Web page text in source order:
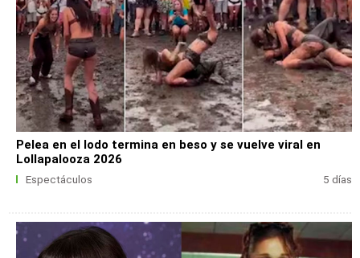
Pelea en el lodo termina en beso y se vuelve viral en
Lollapalooza 2026
Espectáculos 5 días